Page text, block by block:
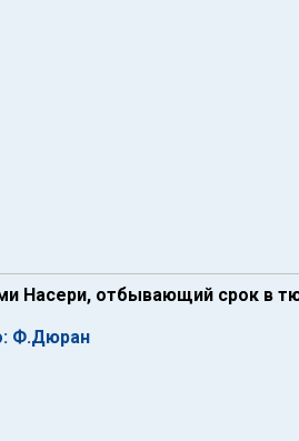
Насери, отбывающий срок в
Ф.Дюран